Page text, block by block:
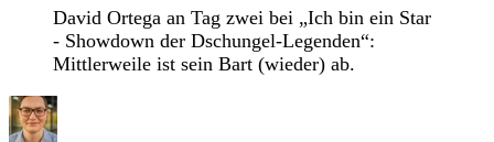
David Ortega an Tag zwei bei „Ich bin ein Star
- Showdown der Dschungel-Legenden“:
Mittlerweile ist sein Bart (wieder) ab.